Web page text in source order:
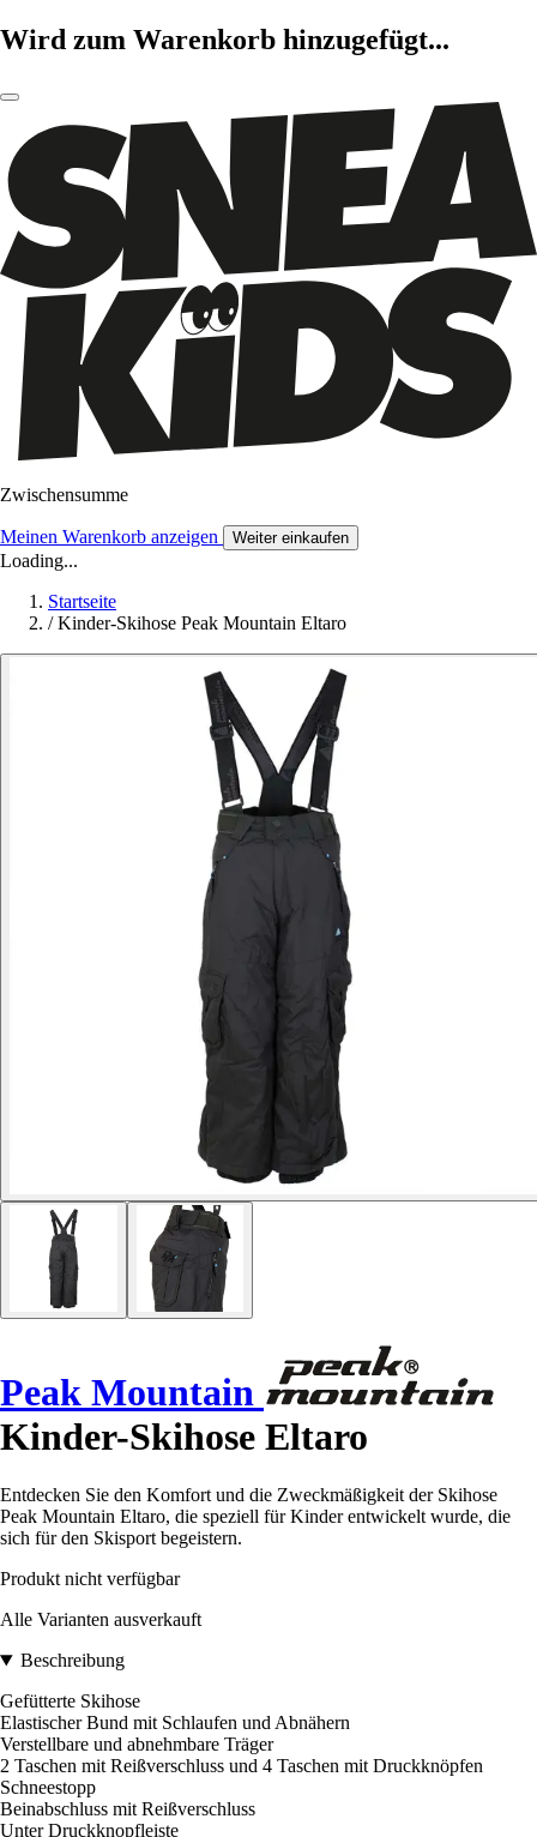
Wird zum Warenkorb hinzugefügt...
Zwischensumme
Meinen Warenkorb anzeigen Weiter einkaufen
Loading...
Startseite
/ Kinder-Skihose Peak Mountain Eltaro
Peak Mountain
Kinder-Skihose Eltaro
Entdecken Sie den Komfort und die Zweckmäßigkeit der Skihose
Peak Mountain Eltaro, die speziell für Kinder entwickelt wurde, die
sich für den Skisport begeistern.
Produkt nicht verfügbar
Alle Varianten ausverkauft
Beschreibung
Gefütterte Skihose
Elastischer Bund mit Schlaufen und Abnähern
Verstellbare und abnehmbare Träger
2 Taschen mit Reißverschluss und 4 Taschen mit Druckknöpfen
Schneestopp
Beinabschluss mit Reißverschluss
Unter Druckknopfleiste